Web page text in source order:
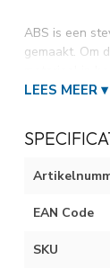
ABS is een
gemaakt. Om
stevig.
Materiaal
Afmeting
Inhoud
LEES MEER ▾
EAN Code
SKU